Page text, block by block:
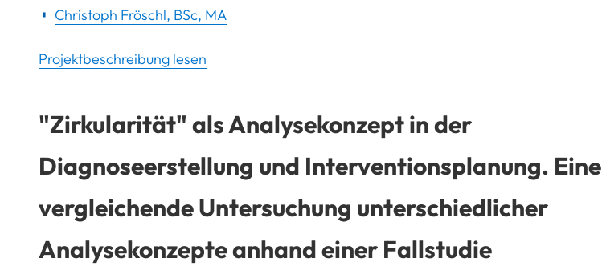
Christoph Fröschl, BSc, MA
Projektbeschreibung lesen
"Zirkularität" als Analysekonzept in der
Diagnoseerstellung und Interventionsplanung. Eine
vergleichende Untersuchung unterschiedlicher
Analysekonzepte anhand einer Fallstudie